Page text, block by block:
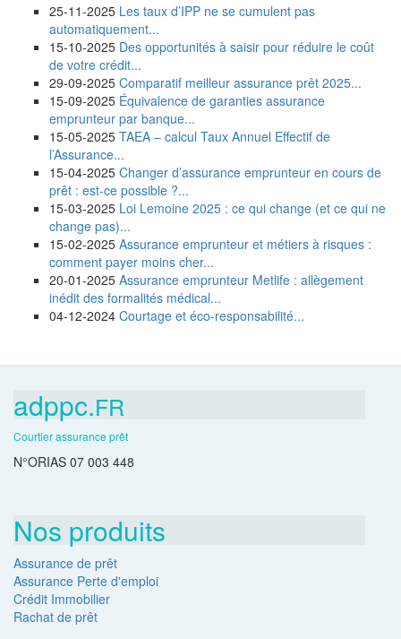
25-11-2025 Les taux d’IPP ne se cumulent pas
automatiquement...
15-10-2025 Des opportunités à saisir pour réduire le coût
de votre crédit...
29-09-2025 Comparatif meilleur assurance prêt 2025...
15-09-2025 Équivalence de garanties assurance
emprunteur par banque...
15-05-2025 TAEA – calcul Taux Annuel Effectif de
l’Assurance...
15-04-2025 Changer d’assurance emprunteur en cours de
prêt : est-ce possible ?...
15-03-2025 Loi Lemoine 2025 : ce qui change (et ce qui ne
change pas)...
15-02-2025 Assurance emprunteur et métiers à risques :
comment payer moins cher...
20-01-2025 Assurance emprunteur Metlife : allègement
inédit des formalités médical...
04-12-2024 Courtage et éco-responsabilité...
adppc.FR
Courtier assurance prêt
N°ORIAS 07 003 448
Nos produits
Assurance de prêt
Assurance Perte d'emploi
Crédit Immobilier
Rachat de prêt